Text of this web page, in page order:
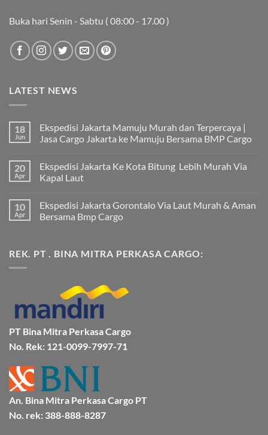
Buka hari Senin - Sabtu ( 08:00 - 17.00 )
LATEST NEWS
18
Jun
Ekspedisi Jakarta Mamuju Murah dan Terpercaya |
Jasa Cargo Jakarta ke Mamuju Bersama BMP Cargo
komentar
pada
Ekspedisi
Murah
dan
Terpercaya
Jakarta
ke
20
Apr
Ekspedisi Jakarta Ke Kota Bitung Lebih Murah Via
Kapal Laut
komentar
pada
Ekspedisi
Bitung
Lebih
10
Apr
Ekspedisi Jakarta Gorontalo Via Laut Murah & Aman
Bersama Bmp Cargo
pada
Ekspedisi
&
Aman
Bersama
Bmp
Cargo
REK. PT . BINA MITRA PERKASA CARGO:
PT Bina Mitra Perkasa Cargo
No. Rek: 121-0099-7997-71
An. Bina Mitra Perkasa Cargo PT
No. rek: 388-888-8287